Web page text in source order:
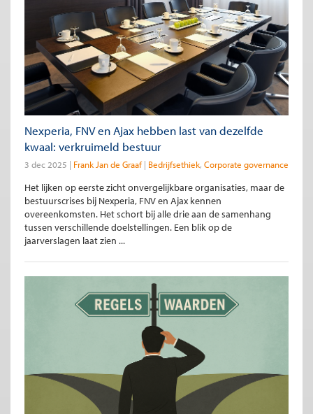
Nexperia, FNV en Ajax hebben last van dezelfde
kwaal: verkruimeld bestuur
3 dec 2025 Frank Jan de Graaf Bedrijfsethiek Corporate governance
Het lijken op eerste zicht onvergelijkbare organisaties, maar de
bestuurscrises bij Nexperia, FNV en Ajax kennen
overeenkomsten. Het schort bij alle drie aan de samenhang
tussen verschillende doelstellingen. Een blik op de
jaarverslagen laat zien ...